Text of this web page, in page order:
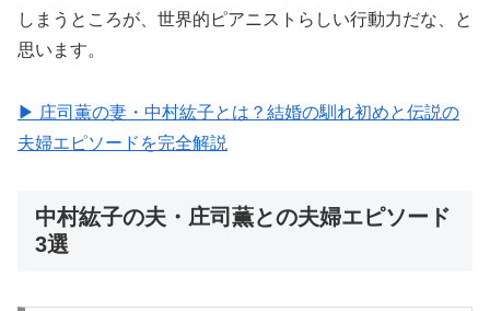
しまうところが、世界的ピアニストらしい行動力だな、と
思います。
▶ 庄司薫の妻・中村紘子とは？結婚の馴れ初めと伝説の
夫婦エピソードを完全解説
中村紘子の夫・庄司薫との夫婦エピソード
3選